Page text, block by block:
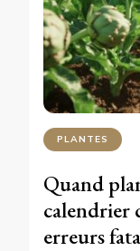
PLANTES
Quand
calendrier
erreurs